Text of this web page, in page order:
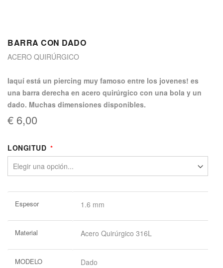
BARRA CON DADO
ACERO QUIRÚRGICO
Iaquí está un piercing muy famoso entre los jovenes! es
una barra derecha en acero quirúrgico con una bola y un
dado. Muchas dimensiones disponibles.
€ 6,00
LONGITUD
Información
Espesor 1.6 mm
Material Acero Quirúrgico 316L
MODELO Dado